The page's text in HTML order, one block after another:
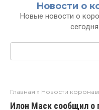
Новости о
Новые новости о
Главная » Новости
Илон Маск сообщил о